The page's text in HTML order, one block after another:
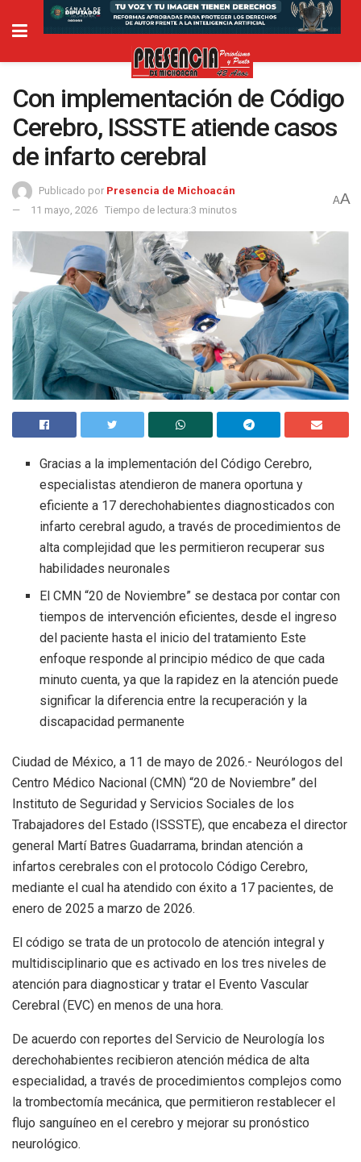
Con implementación de Código
Cerebro, ISSSTE atiende casos
de infarto cerebral
Publicado por Presencia de Michoacán
11 mayo, 2026 Tiempo de lectura:3 minutos
AA
Gracias a la implementación del Código Cerebro,
especialistas atendieron de manera oportuna y
eficiente a 17 derechohabientes diagnosticados con
infarto cerebral agudo, a través de procedimientos de
alta complejidad que les permitieron recuperar sus
habilidades neuronales
El CMN “20 de Noviembre” se destaca por contar con
tiempos de intervención eficientes, desde el ingreso
del paciente hasta el inicio del tratamiento Este
enfoque responde al principio médico de que cada
minuto cuenta, ya que la rapidez en la atención puede
significar la diferencia entre la recuperación y la
discapacidad permanente
Ciudad de México, a 11 de mayo de 2026.- Neurólogos del
Centro Médico Nacional (CMN) “20 de Noviembre” del
Instituto de Seguridad y Servicios Sociales de los
Trabajadores del Estado (ISSSTE), que encabeza el director
general Martí Batres Guadarrama, brindan atención a
infartos cerebrales con el protocolo Código Cerebro,
mediante el cual ha atendido con éxito a 17 pacientes, de
enero de 2025 a marzo de 2026.
El código se trata de un protocolo de atención integral y
multidisciplinario que es activado en los tres niveles de
atención para diagnosticar y tratar el Evento Vascular
Cerebral (EVC) en menos de una hora.
De acuerdo con reportes del Servicio de Neurología los
derechohabientes recibieron atención médica de alta
especialidad, a través de procedimientos complejos como
la trombectomía mecánica, que permitieron restablecer el
flujo sanguíneo en el cerebro y mejorar su pronóstico
neurológico.